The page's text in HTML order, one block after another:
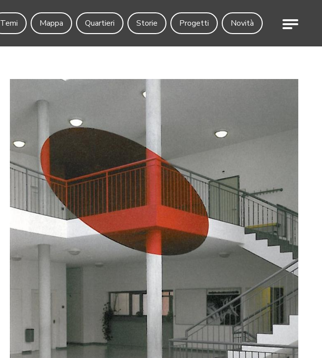
Temi
Mappa Quartieri Storie Progetti Novità Menu